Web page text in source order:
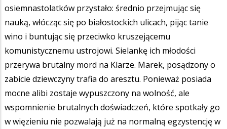
osiemnastolatków przystało: średnio przejmując się
nauką, włócząc się po białostockich ulicach, pijąc tanie
wino i buntując się przeciwko kruszejącemu
komunistycznemu ustrojowi. Sielankę ich młodości
przerywa brutalny mord na Klarze. Marek, posądzony o
zabicie dziewczyny trafia do aresztu. Ponieważ posiada
mocne alibi zostaje wypuszczony na wolność, ale
wspomnienie brutalnych doświadczeń, które spotkały go
w więzieniu nie pozwalają już na normalną egzystencję w